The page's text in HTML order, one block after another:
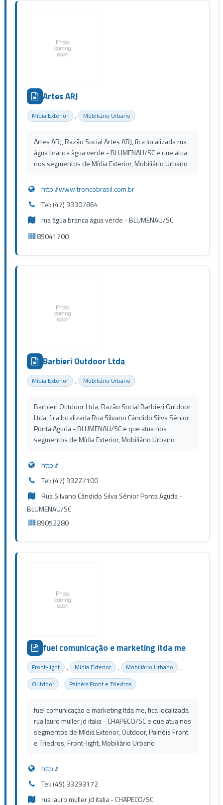
Artes ARJ
Mídia Exterior , Mobiliário Urbano
Artes ARJ, Razão Social Artes ARJ, fica localizada rua
água branca àgua verde - BLUMENAU/SC e que atua
nos segmentos de Mídia Exterior, Mobiliário Urbano
http://www.troncobrasil.com.br
Tel: (47) 33307864
rua água branca àgua verde - BLUMENAU/SC
89041700
Barbieri Outdoor Ltda
Mídia Exterior , Mobiliário Urbano
Barbieri Outdoor Ltda, Razão Social Barbieri Outdoor
Ltda, fica localizada Rua Silvano Cândido Silva Sênior
Ponta Aguda - BLUMENAU/SC e que atua nos
segmentos de Mídia Exterior, Mobiliário Urbano
http://
Tel: (47) 33227100
Rua Silvano Cândido Silva Sênior Ponta Aguda -
BLUMENAU/SC
89052280
fuel comunicação e marketing ltda me
Front-light , Mídia Exterior , Mobiliário Urbano ,
Outdoor , Painéis Front e Triedros
fuel comunicação e marketing ltda me, fica localizada
rua lauro muller jd italia - CHAPECO/SC e que atua nos
segmentos de Mídia Exterior, Outdoor, Painéis Front
e Triedros, Front-light, Mobiliário Urbano
http://
Tel: (49) 33293172
rua lauro muller jd italia - CHAPECO/SC